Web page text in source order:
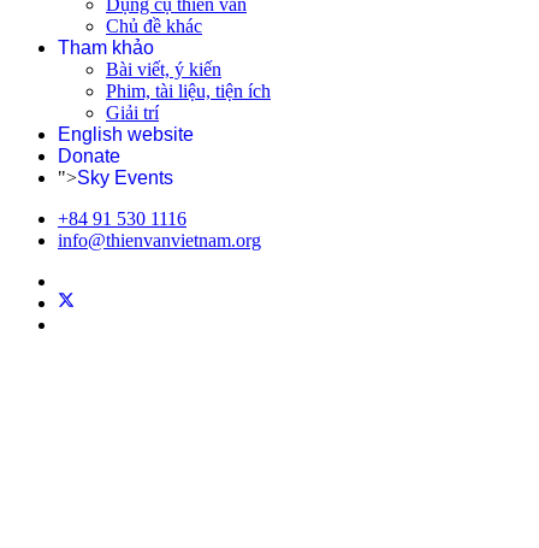
Dụng cụ thiên văn
Chủ đề khác
Tham khảo
Bài viết, ý kiến
Phim, tài liệu, tiện ích
Giải trí
English website
Donate
">Sky Events
+84 91 530 1116
info@thienvanvietnam.org